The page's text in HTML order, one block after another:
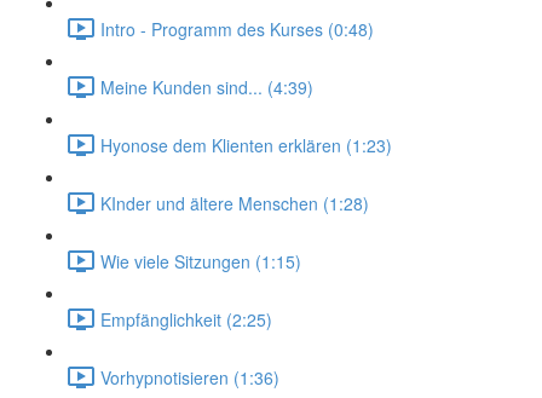
Intro - Programm des Kurses (0:48)
Meine Kunden sind... (4:39)
Hyonose dem Klienten erklären (1:23)
KInder und ältere Menschen (1:28)
Wie viele Sitzungen (1:15)
Empfänglichkeit (2:25)
Vorhypnotisieren (1:36)